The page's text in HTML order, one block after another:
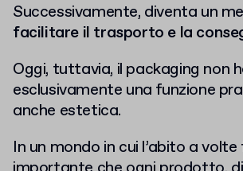
Successivamente, diventa un
facilitare il trasporto e la
Oggi, tuttavia, il packaging non
esclusivamente una funzione
anche estetica.
In un mondo in cui l’abito a